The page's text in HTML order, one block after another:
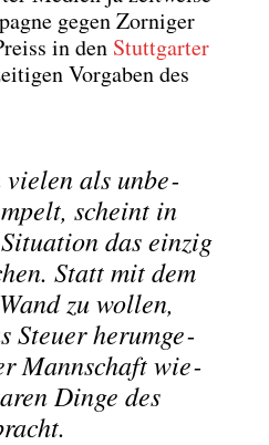
gegen Zor­ni­ger
in den Stutt­gar­ter
Vor­ga­ben des
vie­len als unbe­
scheint in
das ein­zig
Statt mit dem
zu wol­len,
Steu­er her­um­ge­
Mann­schaft wie­
Din­ge des